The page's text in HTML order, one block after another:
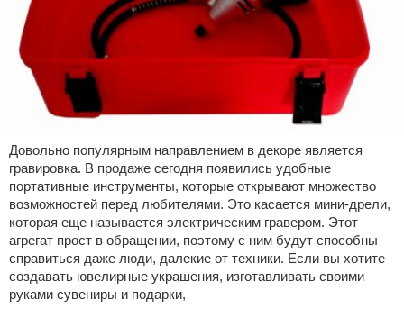
Довольно популярным направлением в декоре является
гравировка. В продаже сегодня появились удобные
портативные инструменты, которые открывают множество
возможностей перед любителями. Это касается мини-дрели,
которая еще называется электрическим гравером. Этот
агрегат прост в обращении, поэтому с ним будут способны
справиться даже люди, далекие от техники. Если вы хотите
создавать ювелирные украшения, изготавливать своими
руками сувениры и подарки,